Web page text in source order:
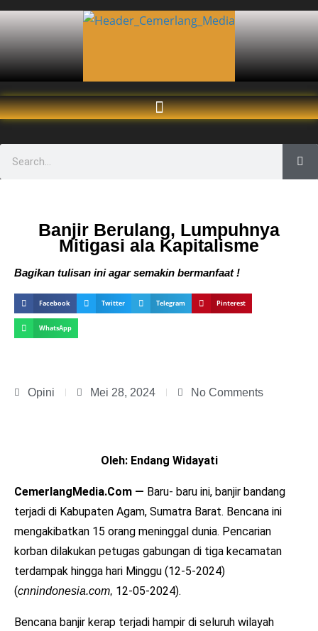
Banjir Berulang, Lumpuhnya
Mitigasi ala Kapitalisme
Bagikan tulisan ini agar semakin bermanfaat !
Facebook Twitter Telegram Pinterest
WhatsApp
Opini Mei 28, 2024 No Comments
Oleh: Endang Widayati
CemerlangMedia.Com — Baru- baru ini, banjir bandang
terjadi di Kabupaten Agam, Sumatra Barat. Bencana ini
mengakibatkan 15 orang meninggal dunia. Pencarian
korban dilakukan petugas gabungan di tiga kecamatan
terdampak hingga hari Minggu (12-5-2024)
(cnnindonesia.com, 12-05-2024).
Bencana banjir kerap terjadi hampir di seluruh wilayah